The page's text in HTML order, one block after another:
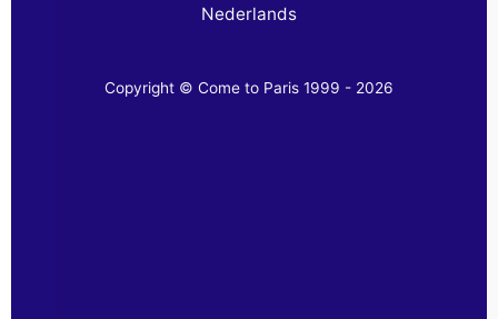
Nederlands
Copyright © Come to Paris 1999 - 2026